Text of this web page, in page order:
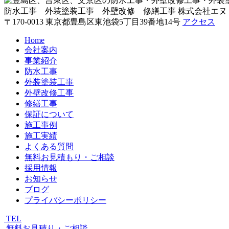
防水工事 外装塗装工事 外壁改修 修繕工事 株式会社エヌ
〒170-0013 東京都豊島区東池袋5丁目39番地14号 アクセス
Home
会社案内
事業紹介
防水工事
外装塗装工事
外壁改修工事
修繕工事
保証について
施工事例
施工実績
よくある質問
無料お見積もり・ご相談
採用情報
お知らせ
ブログ
プライバシーポリシー
TEL